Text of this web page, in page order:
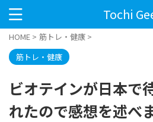
Tochi
HOME > 筋トレ・健康 >
筋トレ・健康
ビオテインが日本で
れたので感想を述べ